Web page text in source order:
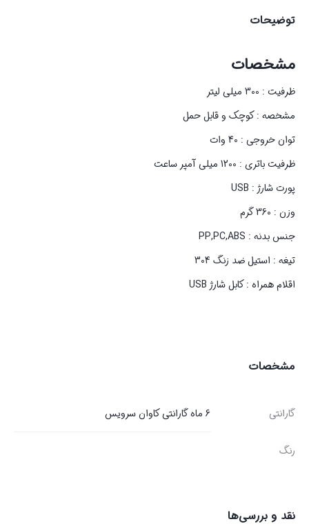
توضیحات
مشخصات
ظرفیت : 300 میلی لیتر
مشخصه : کوچک و قابل حمل
توان خروجی : 40 وات
ظرفیت باتری : 1200 میلی آمپر ساعت
پورت شارژ : USB
وزن : 360 گرم
جنس بدنه : PP,PC,ABS
تیغه : استیل ضد زنگ 304
اقلام همراه : کابل شارژ USB
مشخصات
گارانتی 6 ماه گارانتی کاوان سرویس
رنگ
نقد و بررسی‌ها